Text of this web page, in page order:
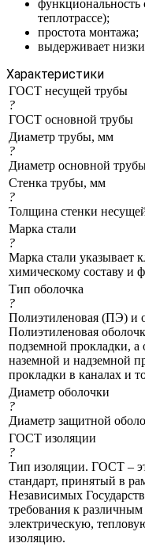
теплотрассе);
простота монтажа;
выдерживает
Характеристики
ГОСТ несущей трубы
?
ГОСТ основной трубы
Диаметр трубы, мм
?
Диаметр основной
Стенка трубы, мм
?
Толщина стенки
Марка стали
?
Марка стали указывает
химическому составу и
Тип оболочка
?
Полиэтиленовая (ПЭ) и
Полиэтиленовая
подземной прокладки,
наземной и надземной
прокладки в каналах и
Диаметр оболочки
?
Диаметр защитной
ГОСТ изоляции
?
Тип изоляции. ГОСТ –
стандарт, принятый в
Независимых
требования к
электрическую,
изоляцию.